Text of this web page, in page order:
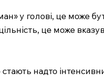
у голові, це може
це може
надто